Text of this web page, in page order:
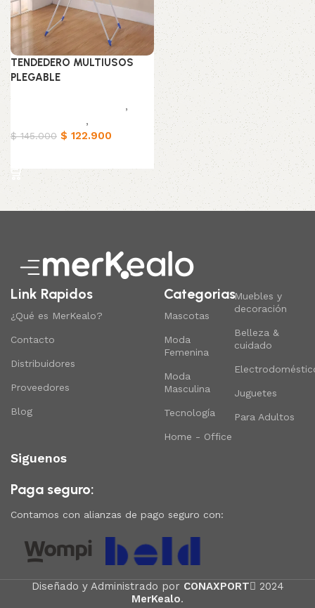
TENDEDERO MULTIUSOS
PLEGABLE
,
,
$145.000 $ 122.900
Link Rapidos
¿Qué es MerKealo?
Contacto
Distribuidores
Proveedores
Blog
Categorias
Mascotas
Moda
Femenina
Moda
Masculina
Tecnología
Home - Office
Muebles y
decoración
Belleza &
cuidado
Juguetes
Para Adultos
Siguenos
Paga seguro:
Contamos con alianzas de pago seguro con:
Diseñado y Administrado por CONAXPORT
2024
MerKealo.